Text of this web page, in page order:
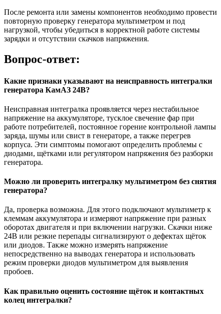
После ремонта или замены компонентов необходимо провести
повторную проверку генератора мультиметром и под
нагрузкой, чтобы убедиться в корректной работе системы
зарядки и отсутствии скачков напряжения.
Вопрос-ответ:
Какие признаки указывают на неисправность интегралки
генератора КамАЗ 24В?
Неисправная интегралка проявляется через нестабильное
напряжение на аккумуляторе, тусклое свечение фар при
работе потребителей, постоянное горение контрольной лампы
заряда, шумы или свист в генераторе, а также перегрев
корпуса. Эти симптомы помогают определить проблемы с
диодами, щётками или регулятором напряжения без разборки
генератора.
Можно ли проверить интегралку мультиметром без снятия
генератора?
Да, проверка возможна. Для этого подключают мультиметр к
клеммам аккумулятора и измеряют напряжение при разных
оборотах двигателя и при включении нагрузки. Скачки ниже
24В или резкие перепады сигнализируют о дефектах щёток
или диодов. Также можно измерять напряжение
непосредственно на выводах генератора и использовать
режим проверки диодов мультиметром для выявления
пробоев.
Как правильно оценить состояние щёток и контактных
колец интегралки?